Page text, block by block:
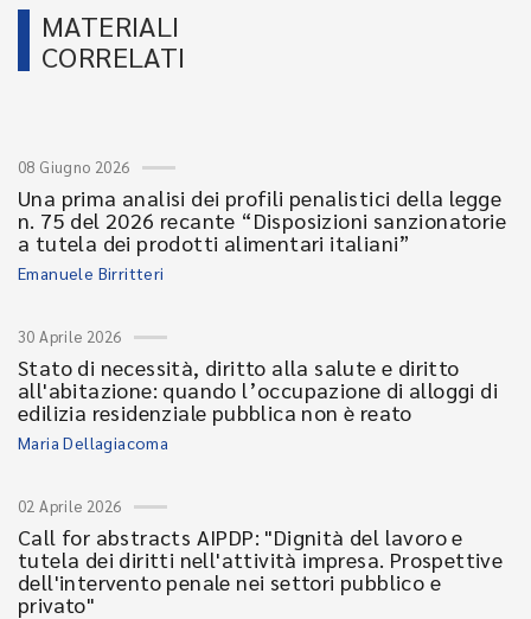
MATERIALI
CORRELATI
08 Giugno 2026
Una prima analisi dei profili penalistici della legge
n. 75 del 2026 recante “Disposizioni sanzionatorie
a tutela dei prodotti alimentari italiani”
Emanuele Birritteri
30 Aprile 2026
Stato di necessità, diritto alla salute e diritto
all'abitazione: quando l’occupazione di alloggi di
edilizia residenziale pubblica non è reato
Maria Dellagiacoma
02 Aprile 2026
Call for abstracts AIPDP: "Dignità del lavoro e
tutela dei diritti nell'attività impresa. Prospettive
dell'intervento penale nei settori pubblico e
privato"